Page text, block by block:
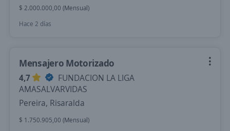
$ 2.000.000,00 (Mensual)
Hace 2 días
Mensajero Motorizado
4,7
FUNDACION LA LIGA
AMASALVARVIDAS
Pereira, Risaralda
$ 1.750.905,00 (Mensual)